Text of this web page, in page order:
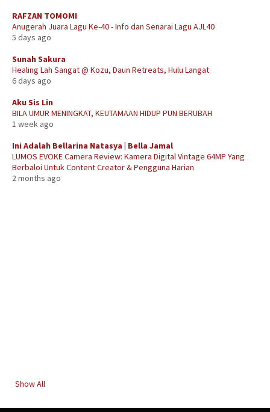
RAFZAN TOMOMI
Anugerah Juara Lagu Ke-40 - Info dan Senarai Lagu AJL40
5 days ago
Sunah Sakura
Healing Lah Sangat @ Kozu, Daun Retreats, Hulu Langat
6 days ago
Aku Sis Lin
BILA UMUR MENINGKAT, KEUTAMAAN HIDUP PUN BERUBAH
1 week ago
Ini Adalah Bellarina Natasya | Bella Jamal
LUMOS EVOKE Camera Review: Kamera Digital Vintage 64MP Yang
Berbaloi Untuk Content Creator & Pengguna Harian
2 months ago
Show All